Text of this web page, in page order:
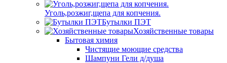
Уголь,розжиг,щепа для копчения.
Бутылки ПЭТ
Хозяйственные товары
Бытовая химия
Чистящие моющие средства
Шампуни Гели д/душа